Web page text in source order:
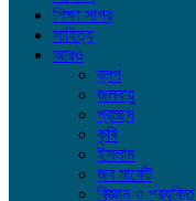
শিক্ষা সাগর
সাহিত্য
আরও
ব্লগ
জলবায়ু
প্রচ্ছদ
কৃষি
ইসলাম
জব মার্কেট
বিজ্ঞান ও প্রযুক্তি